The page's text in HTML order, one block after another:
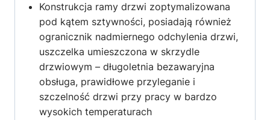
Konstrukcja ramy drzwi zoptymalizowana
pod kątem sztywności, posiadają również
ogranicznik nadmiernego odchylenia drzwi,
uszczelka umieszczona w skrzydle
drzwiowym – długoletnia bezawaryjna
obsługa, prawidłowe przyleganie i
szczelność drzwi przy pracy w bardzo
wysokich temperaturach